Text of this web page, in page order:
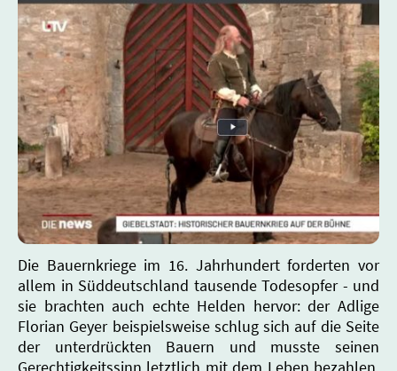
Die Bauernkriege im 16. Jahrhundert forderten vor
allem in Süddeutschland tausende Todesopfer - und
sie brachten auch echte Helden hervor: der Adlige
Florian Geyer beispielsweise schlug sich auf die Seite
der unterdrückten Bauern und musste seinen